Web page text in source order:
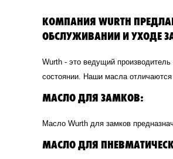
КОМПАНИЯ WURTH
ОБСЛУЖИВАНИИ И УХОДЕ
Wurth - это ведущий
состоянии. Наши масла
МАСЛО ДЛЯ ЗАМКОВ:
Масло Wurth для замков
МАСЛО ДЛЯ